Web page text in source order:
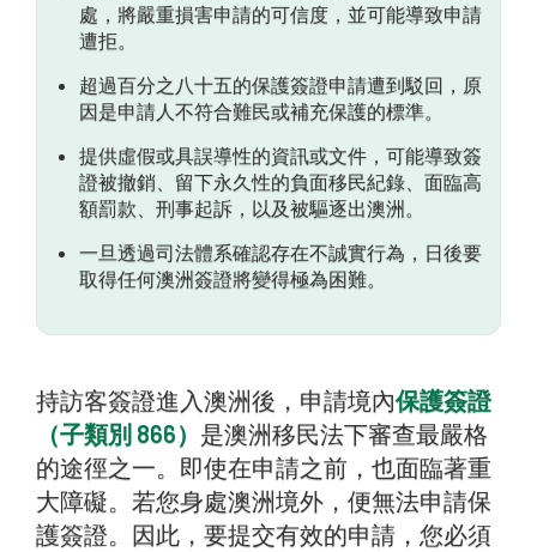
處，將嚴重損害申請的可信度，並可能導致申請
遭拒。
超過百分之八十五的保護簽證申請遭到駁回，原
因是申請人不符合難民或補充保護的標準。
提供虛假或具誤導性的資訊或文件，可能導致簽
證被撤銷、留下永久性的負面移民紀錄、面臨高
額罰款、刑事起訴，以及被驅逐出澳洲。
一旦透過司法體系確認存在不誠實行為，日後要
取得任何澳洲簽證將變得極為困難。
持訪客簽證進入澳洲後，申請境內保護簽證
（子類別 866） 是澳洲移民法下審查最嚴格
的途徑之一。即使在申請之前，也面臨著重
大障礙。若您身處澳洲境外，便無法申請保
護簽證。因此，要提交有效的申請，您必須